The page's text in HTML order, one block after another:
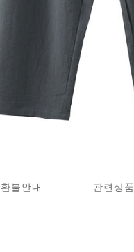
불안내 관련상품